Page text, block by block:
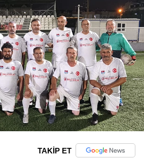
TAKİP ET